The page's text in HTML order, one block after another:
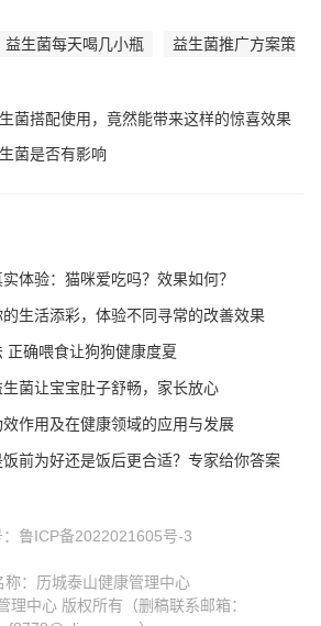
益生菌每天喝几小瓶
益生菌推广方案策
菌搭配使用，竟然能带来这样的惊喜效果
菌是否有影响
体验：猫咪爱吃吗？效果如何？
生活添彩，体验不同寻常的改善效果
正确喂食让狗狗健康度夏
菌让宝宝肚子舒畅，家长放心
作用及在健康领域的应用与发展
前为好还是饭后更合适？专家给你答案
鲁ICP备2022021605号-3
称：历城泰山健康管理中心
理中心 版权所有（删稿联系邮箱：